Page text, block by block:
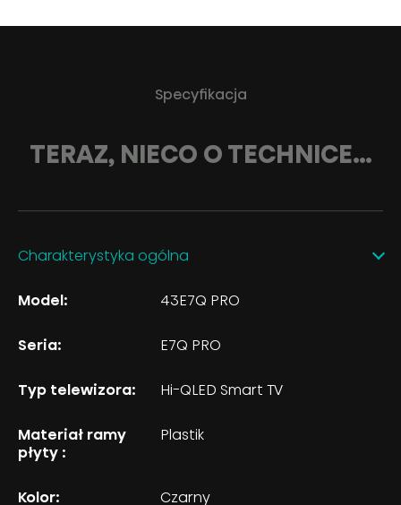
Specyfikacja
TERAZ, NIECO O TECHNICE…
Charakterystyka ogólna
Model: 43E7Q PRO
Seria: E7Q PRO
Typ telewizora: Hi-QLED Smart TV
Materiał ramy
płyty :
Plastik
Kolor: Czarny